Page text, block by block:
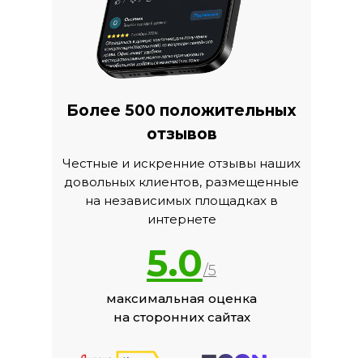
5.0/5
максимальная оценка
на сторонних сайтах
Честные и искренние отзывы наших
довольных клиентов, размещенные
на независимых площадках в
интернете
Более 500 положительных
отзывов